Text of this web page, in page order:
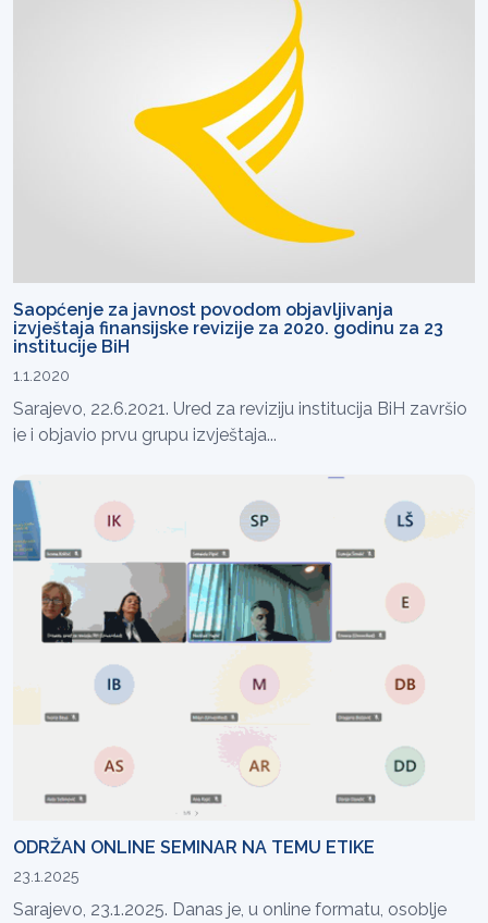
Saopćenje za javnost povodom objavljivanja
izvještaja finansijske revizije za 2020. godinu za 23
institucije BiH
1.1.2020
Sarajevo, 22.6.2021. Ured za reviziju institucija BiH završio
je i objavio prvu grupu izvještaja...
ODRŽAN ONLINE SEMINAR NA TEMU ETIKE
23.1.2025
Sarajevo, 23.1.2025. Danas je, u online formatu, osoblje